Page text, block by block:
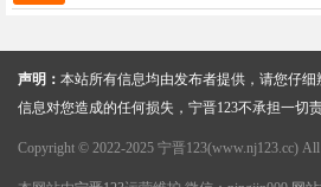
声明： 本站所有信息均由发布者提供，请您仔
信息对您造成的任何损失，宁晋123不承担一切责
Copyright © 2022-2025 宁晋123(www.nj123.cc) All